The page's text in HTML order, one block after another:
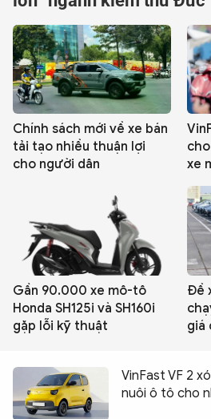
VĂN HÓA - THỂ THAO
ĐA PHƯƠNG TIỆN
Video
Infographic
Chuyên trangAn ninh thế giới
Văn nghệ
Chuyên đề
Chính sách mới về xe bán
tải tạo nhiều thuận lợi
cho người dân
xe
Gần 90.000 xe mô-tô
Honda SH125i và SH160i
gặp lỗi kỹ thuật
Đề
giá
VinFast VF 2
nuôi ô tô cho